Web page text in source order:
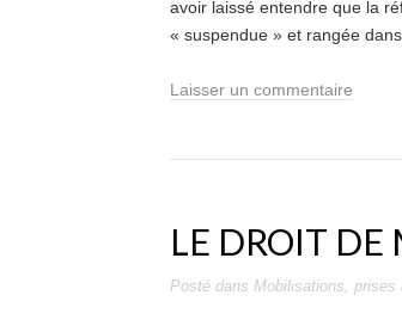
avoir laissé entendre que la
« suspendue » et rangée
Laisser un commentaire
LE DROIT DE
Posté dans Mobilisations, prises